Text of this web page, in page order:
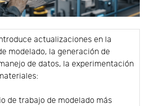
actualizaciones en la
modelado, la generación de
de datos, la experimentación
de trabajo de modelado más